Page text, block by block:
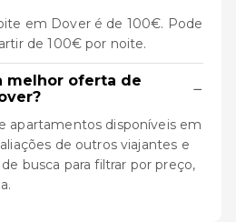
em Dover é de 100€. Pode
de 100€ por noite.
melhor oferta de
−
apartamentos disponíveis em
de outros viajantes e
busca para filtrar por preço,